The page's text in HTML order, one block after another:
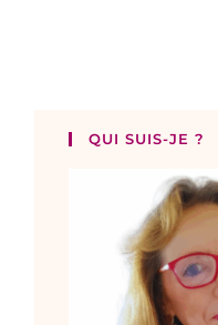
QUI SUIS-JE ?